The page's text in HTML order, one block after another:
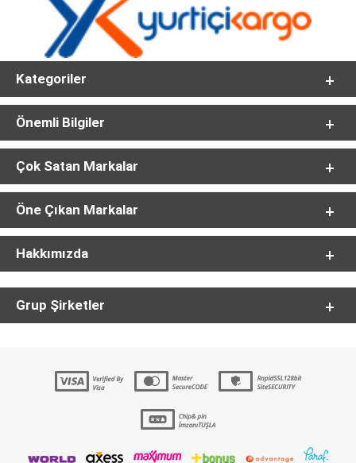
Kategoriler
Önemli Bilgiler
Çok Satan Markalar
Öne Çıkan Markalar
Hakkımızda
Grup Şirketler